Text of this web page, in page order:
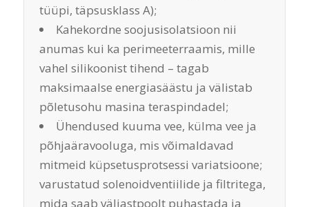
tüüpi, täpsusklass A);
Kahekordne soojusisolatsioon nii
anumas kui ka perimeeterraamis, mille
vahel silikoonist tihend – tagab
maksimaalse energiasäästu ja välistab
põletusohu masina teraspindadel;
Ühendused kuuma vee, külma vee ja
põhjaäravooluga, mis võimaldavad
mitmeid küpsetusprotsessi variatsioone;
varustatud solenoidventiilide ja filtritega,
mida saab väljastpoolt puhastada ja